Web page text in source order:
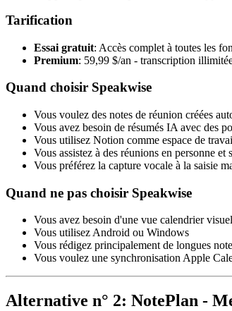
Tarification
Essai gratuit: Accès complet à toutes les
Premium: 59,99 $/an - transcription
Quand choisir Speakwise
Vous voulez des notes de réunion créées
Vous avez besoin de résumés IA avec des
Vous utilisez Notion comme espace de
Vous assistez à des réunions en personne
Vous préférez la capture vocale à la saisie
Quand ne pas choisir Speakwise
Vous avez besoin d'une vue calendrier
Vous utilisez Android ou Windows
Vous rédigez principalement de longues
Vous voulez une synchronisation Apple
Alternative n° 2: NotePlan -